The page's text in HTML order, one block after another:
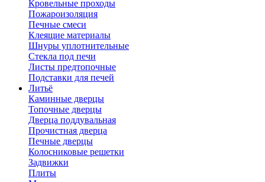
Кровельные проходы
Пожароизоляция
Печные смеси
Клеящие материалы
Шнуры уплотнительные
Стекла под печи
Листы предтопочные
Подставки для печей
Литьё
Каминные дверцы
Топочные дверцы
Дверца поддувальная
Прочистная дверца
Печные дверцы
Колосниковые решетки
Задвижки
Плиты